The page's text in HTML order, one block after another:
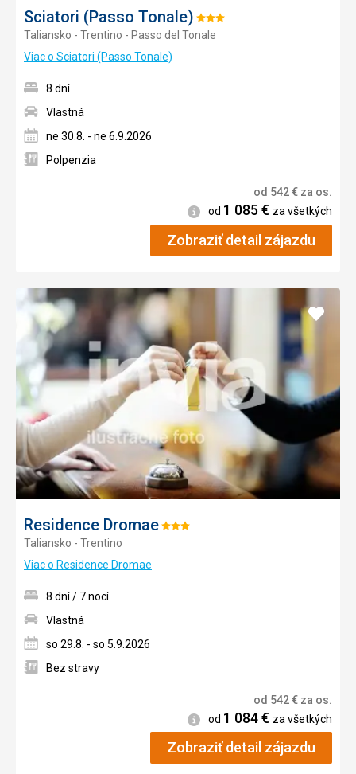
Sciatori (Passo Tonale) Hodnotenie:
3/5
Taliansko - Trentino - Passo del Tonale
Viac o Sciatori (Passo Tonale)
8 dní
Vlastná
ne 30.8. - ne 6.9.2026
Polpenzia
od 542€ za os.
Informácie
od 1 085€ za všetkých
Zobraziť detail zájazdu
Residence DromaeHodnotenie:
Taliansko - Trentino
Viac o Residence Dromae
Pridať
8 dní / 7 nocí
Vlastná
so 29.8. - so 5.9.2026
Bez stravy
od 542€ za os.
Informácie
od 1 084€ za všetkých
Zobraziť detail zájazdu